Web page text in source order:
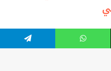
واتساب تيلقرام